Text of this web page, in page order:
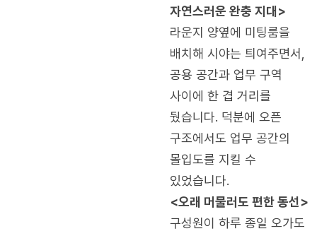
자연스러운 완충 지대>
라운지 양옆에 미팅룸을
배치해 시야는 틔여주면서,
공용 공간과 업무 구역
사이에 한 겹 거리를
뒀습니다. 덕분에 오픈
구조에서도 업무 공간의
몰입도를 지킬 수
있었습니다.
<오래 머물러도 편한 동선>
구성원이 하루 종일 오가도